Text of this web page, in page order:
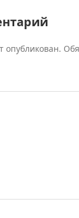
опубликован.